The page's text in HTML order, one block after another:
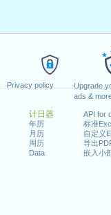
Privacy policy
Upgrade
ads &
计日器
年历
月历
周历
Data
API for
标准
自定义
导出
嵌入小